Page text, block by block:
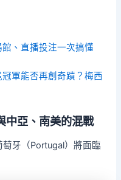
、直播投注一次搞懂
軍能否再創奇蹟？梅西
中亞、南美的混戰
萄牙（Portugal）將面臨